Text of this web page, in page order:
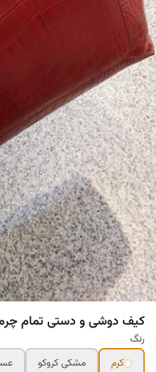
کیف دوشی و دستی تمام
رنگ
کرم
مشکی کروکو